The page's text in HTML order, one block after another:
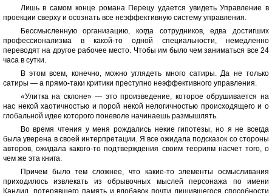
Лишь в самом конце романа Перецу удается увидеть Управление в
проекции сверху и осознать все неэффективную систему управления.
Бессмысленную организацию, когда сотрудников, едва достигших
профессионализма в какой-то одной специальности, немедленно
переводят на другое рабочее место. Чтобы им было чем заниматься все 24
часа в сутки.
В этом всем, конечно, можно углядеть много сатиры. Да не только
сатиры — а прямо-таки критики преступно неэффективного управления.
«Улитка на склоне» — это произведение, которое обрушивается на
нас некой хаотичностью и порой некой нелогичностью происходящего и о
глобальной идее которого поневоле начинаешь размышлять.
Во время чтения у меня рождались некие гипотезы, но я не всегда
была уверена в своей интерпретации. Я все ожидала подсказок со стороны
авторов, ожидала какого-то подтверждения своим теориям насчет того, о
чем же эта книга.
Причем было тем сложнее, что какие-то элементы осмысливания
приходилось извлекать из обрывочных мыслей персонажа по имени
Кандид, потерявшего память и вдобавок почти лишившегося способности